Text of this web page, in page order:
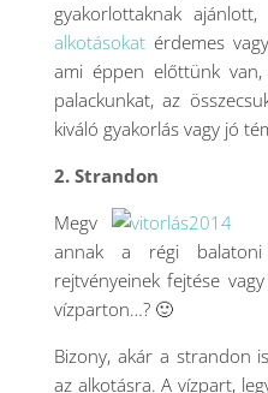
gyakorlottaknak
alkotásokatérdemes
ami éppen előttünk
palackunkat, az
kiváló gyakorlás vagy jó
2. Strandon
Megv
annak a régi
rejtvényeinek fejtése
vízparton…? 🙂
Bizony, akár a strandon
az alkotásra. A vízpart,